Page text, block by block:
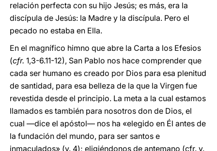
relación perfecta con su hijo Jesús; es más, era la
discípula de Jesús: la Madre y la discípula. Pero el
pecado no estaba en Ella.
En el magnífico himno que abre la Carta a los Efesios
(cfr. 1,3-6.11-12), San Pablo nos hace comprender que
cada ser humano es creado por Dios para esa plenitud
de santidad, para esa belleza de la que la Virgen fue
revestida desde el principio. La meta a la cual estamos
llamados es también para nosotros don de Dios, el
cual —dice el apóstol— nos ha «elegido en Él antes de
la fundación del mundo, para ser santos e
inmaculados» (v. 4); eligiéndonos de antemano (cfr. v.